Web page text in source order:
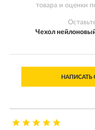
товара и оценки
Чехол